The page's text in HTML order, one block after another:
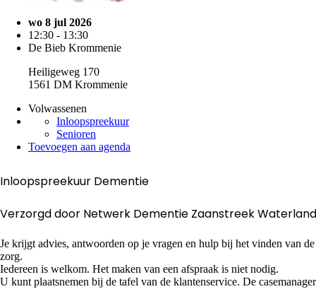
wo 8 jul 2026
12:30 - 13:30
De Bieb Krommenie
Heiligeweg 170
1561 DM Krommenie
Volwassenen
Inloopspreekuur
Senioren
Toevoegen aan agenda
Inloopspreekuur Dementie
Verzorgd door Netwerk Dementie Zaanstreek Waterland
Je krijgt advies, antwoorden op je vragen en hulp bij het vinden van
zorg.
Iedereen is welkom. Het maken van een afspraak is niet nodig.
U kunt plaatsnemen bij de tafel van de klantenservice. De